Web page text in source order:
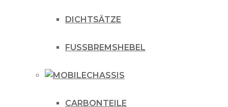
DICHTSÄTZE
FUSSBREMSHEBEL
CHASSIS
CARBONTEILE